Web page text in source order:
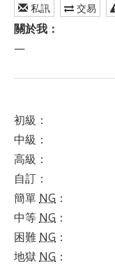
私訊 交易
關於我：
—
初級 ：
中級 ：
高級 ：
自訂 ：
簡單 NG ：
中等 NG ：
困難 NG ：
地獄 NG ：